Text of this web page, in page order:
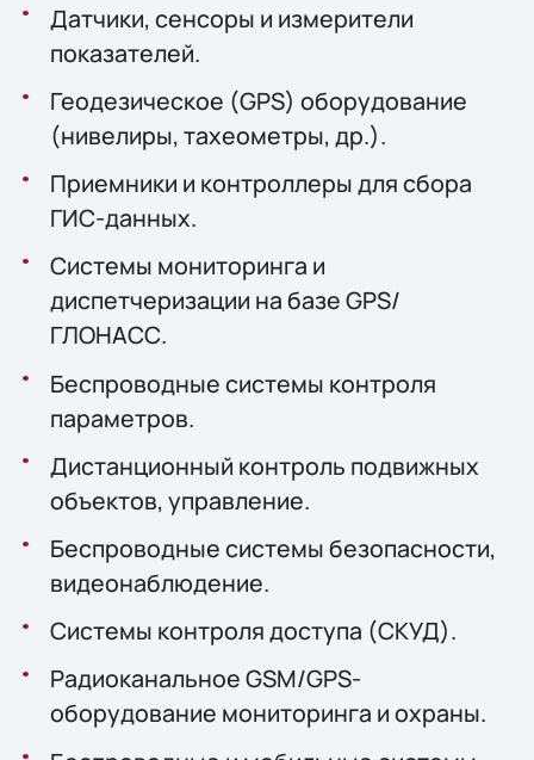
Датчики, сенсоры и измерители
показателей.
Геодезическое (GPS) оборудование
(нивелиры, тахеометры, др.).
Приемники и контроллеры для сбора
ГИС-данных.
Системы мониторинга и
диспетчеризации на базе GPS/
ГЛОНАСС.
Беспроводные системы контроля
параметров.
Дистанционный контроль подвижных
объектов, управление.
Беспроводные системы безопасности,
видеонаблюдение.
Системы контроля доступа (СКУД).
Радиоканальное GSM/GPS-
оборудование мониторинга и охраны.